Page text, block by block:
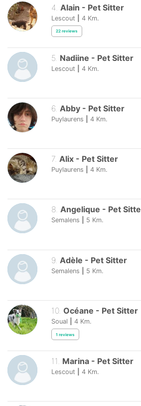
4 Alain - Pet Sitter
Lescout 4 Km.
22 reviews
5 Nadiine - Pet Sitter
Lescout 4 Km.
6. Abby - Pet Sitter
Puylaurens 4 Km.
7. Alix - Pet Sitter
Puylaurens 4 Km.
8. Angelique - Pet
Semalens 5 Km.
9 Adèle - Pet Sitter
Semalens 5 Km.
10. Océane - Pet Sitter
Soual 4 Km.
1 reviews
11 Marina - Pet Sitter
Lescout 4 Km.